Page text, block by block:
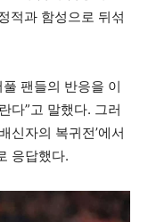
적과 함성으로 뒤섞
팬들의 반응을 이
다”고 말했다. 그러
신자의 복귀전’에서
응답했다.